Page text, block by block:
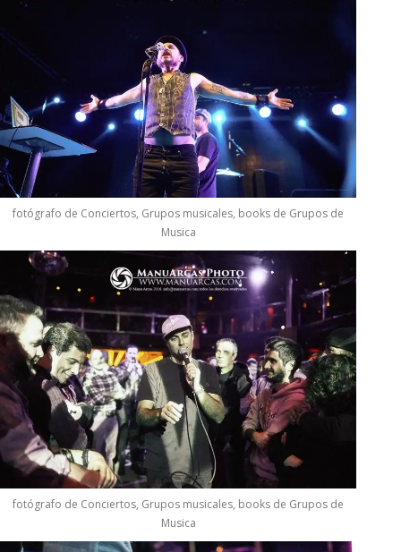
fotógrafo de Conciertos, Grupos musicales, books de Grupos de
Musica
fotógrafo de Conciertos, Grupos musicales, books de Grupos de
Musica